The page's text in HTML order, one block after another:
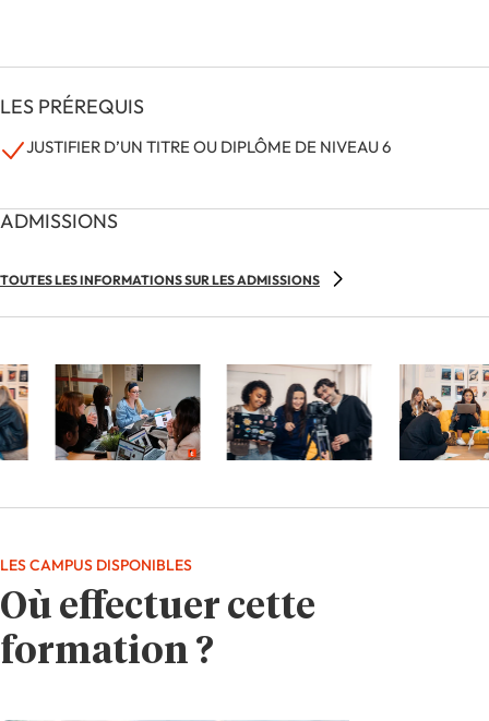
LES PRÉREQUIS
JUSTIFIER D’UN TITRE OU DIPLÔME DE NIVEAU 6
ADMISSIONS
TOUTES LES INFORMATIONS SUR LES ADMISSIONS
Où effectuer cette
formation ?
LES CAMPUS DISPONIBLES